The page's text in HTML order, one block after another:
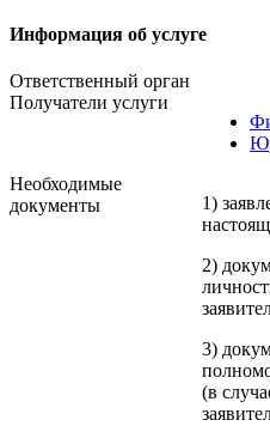
Информация об услуге
Ответственный орган
Получатели услуги
Необходимые
документы
1)
2)
3)
(в